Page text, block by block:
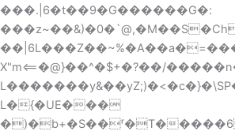
���.|6�t��9�G������G�:
X"m⟸�@}��^�$+�?��/
L�{�UE���
�)�b+�S��ʳ�T�